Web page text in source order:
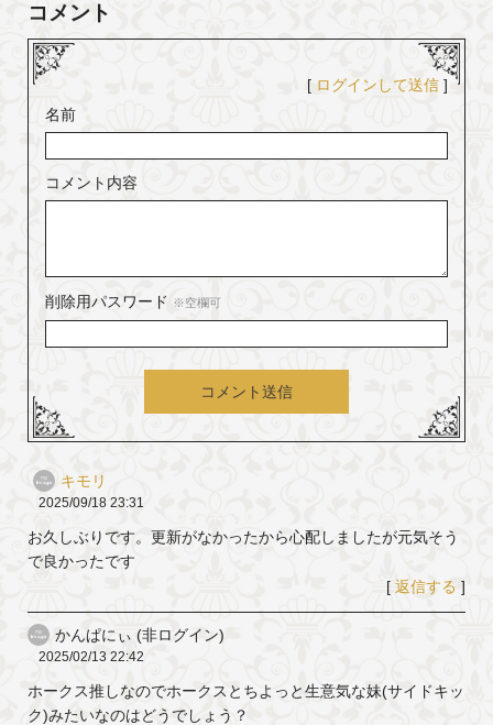
コメント
[ ログインして送信 ]
名前
コメント内容
削除用パスワード ※空欄可
コメント送信
キモリ
2025/09/18 23:31
お久しぶりです。更新がなかったから心配しましたが元気そう
で良かったです
[ 返信する ]
かんぱにぃ (非ログイン)
2025/02/13 22:42
ホークス推しなのでホークスとちよっと生意気な妹(サイドキッ
ク)みたいなのはどうでしょう？